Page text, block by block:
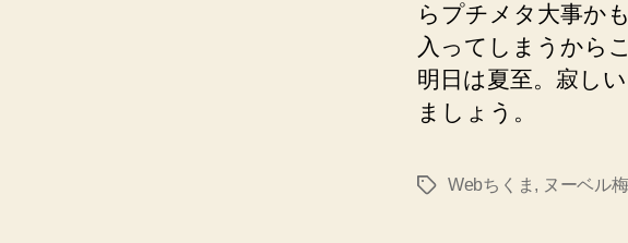
らプチメタ大事か
入ってしまうから
明日は夏至。寂し
ましょう。
タ
Webちくま , ヌーベル